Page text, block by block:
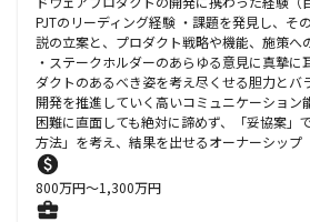
PJTのリーディング経験 ・課題を発見し、そ
説の立案と、プロダクト戦略や機能、施策へ
・ステークホルダーのあらゆる意見に真摯に
ダクトのあるべき姿を考え尽くせる胆力とバ
開発を推進していく高いコミュニケーション
困難に直面しても絶対に諦めず、「妥協案」
方法」を考え、結果を出せるオーナーシップ
800万円〜1,300万円